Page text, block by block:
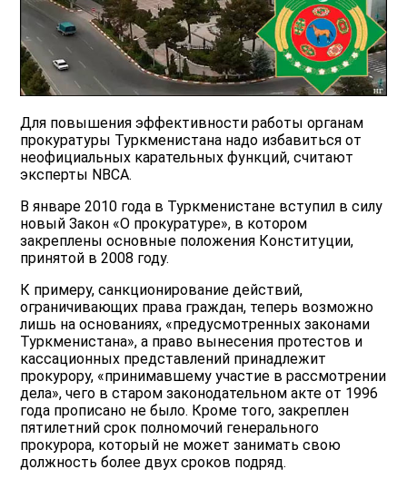
Для повышения эффективности работы органам
прокуратуры Туркменистана надо избавиться от
неофициальных карательных функций, считают
эксперты NBCA.
В январе 2010 года в Туркменистане вступил в силу
новый Закон «О прокуратуре», в котором
закреплены основные положения Конституции,
принятой в 2008 году.
К примеру, санкционирование действий,
ограничивающих права граждан, теперь возможно
лишь на основаниях, «предусмотренных законами
Туркменистана», а право вынесения протестов и
кассационных представлений принадлежит
прокурору, «принимавшему участие в рассмотрении
дела», чего в старом законодательном акте от 1996
года прописано не было. Кроме того, закреплен
пятилетний срок полномочий генерального
прокурора, который не может занимать свою
должность более двух сроков подряд.